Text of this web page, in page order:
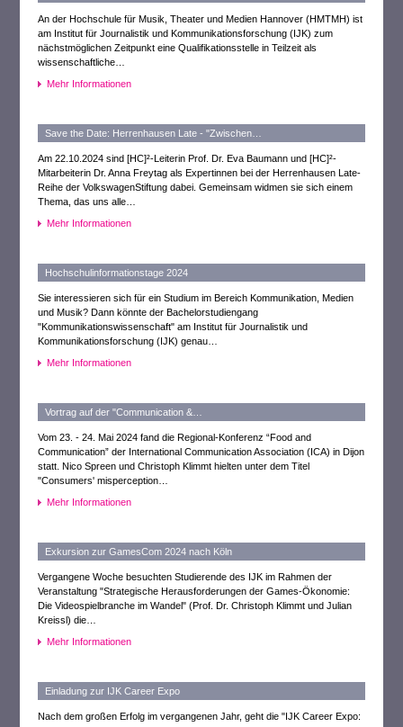
An der Hochschule für Musik, Theater und Medien Hannover (HMTMH) ist
am Institut für Journalistik und Kommunikationsforschung (IJK) zum
nächstmöglichen Zeitpunkt eine Qualifikationsstelle in Teilzeit als
wissenschaftliche…
Mehr Informationen
Save the Date: Herrenhausen Late - "Zwischen…
Am 22.10.2024 sind [HC]²-Leiterin Prof. Dr. Eva Baumann und [HC]²-
Mitarbeiterin Dr. Anna Freytag als Expertinnen bei der Herrenhausen Late-
Reihe der VolkswagenStiftung dabei. Gemeinsam widmen sie sich einem
Thema, das uns alle…
Mehr Informationen
Hochschulinformationstage 2024
Sie interessieren sich für ein Studium im Bereich Kommunikation, Medien
und Musik? Dann könnte der Bachelorstudiengang
"Kommunikationswissenschaft" am Institut für Journalistik und
Kommunikationsforschung (IJK) genau…
Mehr Informationen
Vortrag auf der "Communication &…
Vom 23. - 24. Mai 2024 fand die Regional-Konferenz “Food and
Communication” der International Communication Association (ICA) in Dijon
statt. Nico Spreen und Christoph Klimmt hielten unter dem Titel
"Consumers' misperception…
Mehr Informationen
Exkursion zur GamesCom 2024 nach Köln
Vergangene Woche besuchten Studierende des IJK im Rahmen der
Veranstaltung "Strategische Herausforderungen der Games-Ökonomie:
Die Videospielbranche im Wandel" (Prof. Dr. Christoph Klimmt und Julian
Kreissl) die…
Mehr Informationen
Einladung zur IJK Career Expo
Nach dem großen Erfolg im vergangenen Jahr, geht die "IJK Career Expo: